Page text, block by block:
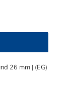
und